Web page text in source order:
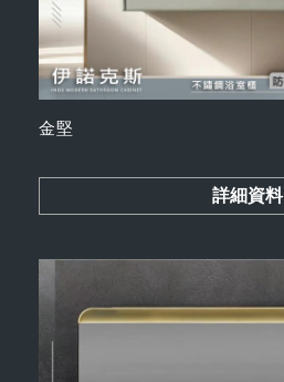
金堅
詳細資料